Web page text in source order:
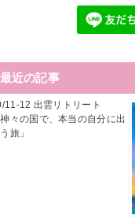
最近の記事
11-12 出雲リトリート
々の国で、本当の自分に出
旅」